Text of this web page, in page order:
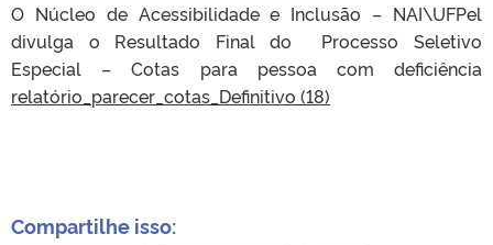
O Núcleo de Acessibilidade e Inclusão – NAI\UFPel
divulga o Resultado Final do Processo Seletivo
Especial – Cotas para pessoa com deficiência
relatório_parecer_cotas_Definitivo (18)
Compartilhe isso: